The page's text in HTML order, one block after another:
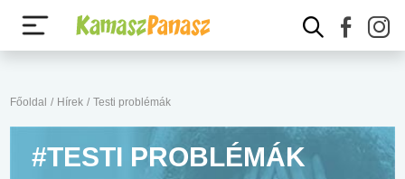
Főoldal / Hírek / Testi problémák
#TESTI PROBLÉMÁK